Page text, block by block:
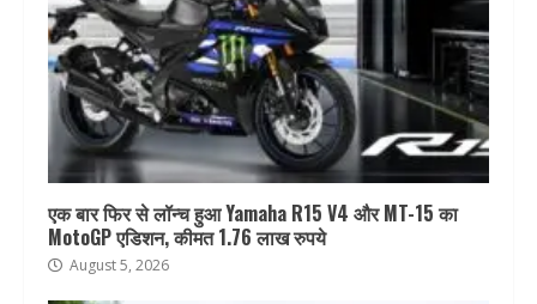
एक बार फिर से लॉन्च हुआ Yamaha R15 V4 और MT-15 का
MotoGP एडिशन, कीमत 1.76 लाख रुपये
August 5, 2026